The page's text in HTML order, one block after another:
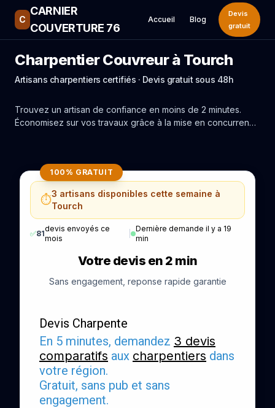
C
CARNIER
COUVERTURE 76
Accueil Blog
Devis
gratuit
Charpentier Couvreur à Tourch
Artisans charpentiers certifiés · Devis gratuit sous 48h
Trouvez un artisan de confiance en moins de 2 minutes.
Économisez sur vos travaux grâce à la mise en concurrence
100% GRATUIT
⏱️3 artisans disponibles cette semaine à
Tourch
✅81
devis envoyés ce
mois
|
Dernière demande il y a 19
min
Votre devis en 2 min
Sans engagement, reponse rapide garantie
Devis Charpente
En 5 minutes, demandez 3 devis
comparatifs aux charpentiers dans
votre région.
Gratuit, sans pub et sans
engagement.